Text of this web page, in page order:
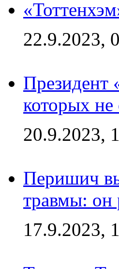
22.9.2023,
Президент
которых не
20.9.2023,
Перишич
травмы: он
17.9.2023,